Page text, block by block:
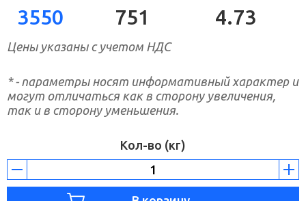
3550 751 4.73
Цены указаны с учетом НДС
* - параметры носят информативный характер и
могут отличаться как в сторону увеличения,
так и в сторону уменьшения.
Кол-во (кг)